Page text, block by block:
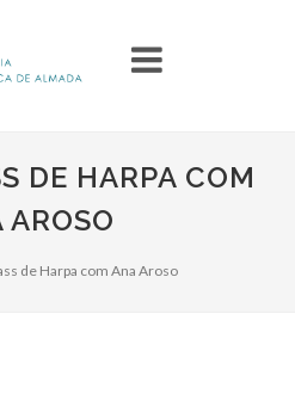
DE HARPA COM
AROSO
de Harpa com Ana Aroso